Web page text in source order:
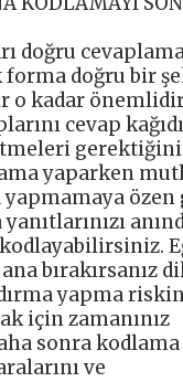
doğru
forma doğru bir
o kadar önemlidir
cevap
gerektiğini
yaparken
yapmamaya
yanıtlarınızı
bırakırsanız
yapma
için zamanınız
sonra
ve